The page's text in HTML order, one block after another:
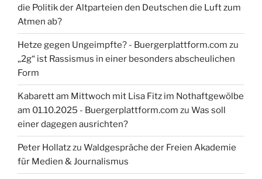
die Politik der Altparteien den Deutschen die Luft zum
Atmen ab?
Hetze gegen Ungeimpfte? - Buergerplattform.com zu
„2g“ ist Rassismus in einer besonders abscheulichen
Form
Kabarett am Mittwoch mit Lisa Fitz im Nothaftgewölbe
am 01.10.2025 - Buergerplattform.com zu Was soll
einer dagegen ausrichten?
Peter Hollatzzu Waldgespräche der Freien Akademie
für Medien & Journalismus